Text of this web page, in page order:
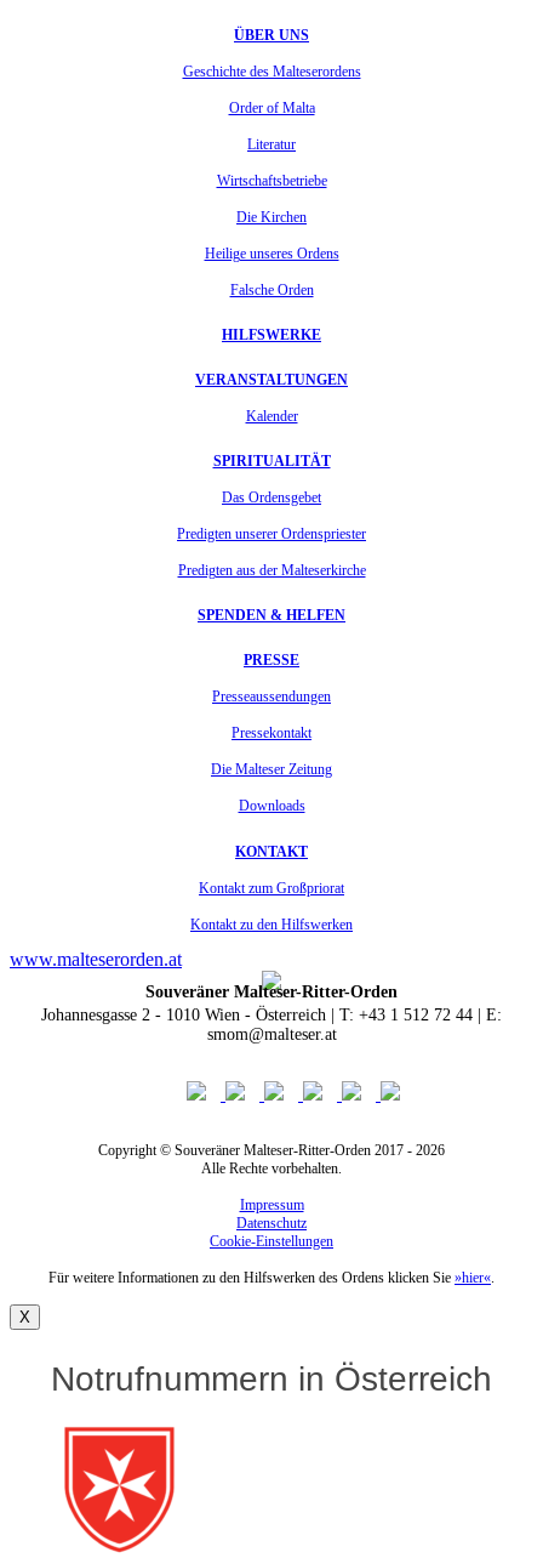
ÜBER UNS
Geschichte des Malteserordens
Order of Malta
Literatur
Wirtschaftsbetriebe
Die Kirchen
Heilige unseres Ordens
Falsche Orden
HILFSWERKE
VERANSTALTUNGEN
Kalender
SPIRITUALITÄT
Das Ordensgebet
Predigten unserer Ordenspriester
Predigten aus der Malteserkirche
SPENDEN & HELFEN
PRESSE
Presseaussendungen
Pressekontakt
Die Malteser Zeitung
Downloads
KONTAKT
Kontakt zum Großpriorat
Kontakt zu den Hilfswerken
www.malteserorden.at
Souveräner Malteser-Ritter-Orden
Johannesgasse 2 - 1010 Wien - Österreich | T: +43 1 512 72 44 | E:
smom@malteser.at
Copyright © Souveräner Malteser-Ritter-Orden 2017 - 2026
Alle Rechte vorbehalten.
Impressum
Datenschutz
Cookie-Einstellungen
Für weitere Informationen zu den Hilfswerken des Ordens klicken Sie »hier«.
X
Notrufnummern in Österreich